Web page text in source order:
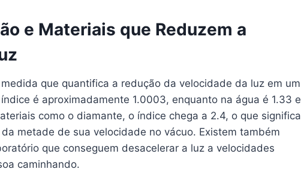
e Materiais que Reduzem a
que quantifica a redução da velocidade da luz em um
é aproximadamente 1.0003, enquanto na água é 1.33 e
como o diamante, o índice chega a 2.4, o que significa
metade de sua velocidade no vácuo. Existem também
que conseguem desacelerar a luz a velocidades
caminhando.